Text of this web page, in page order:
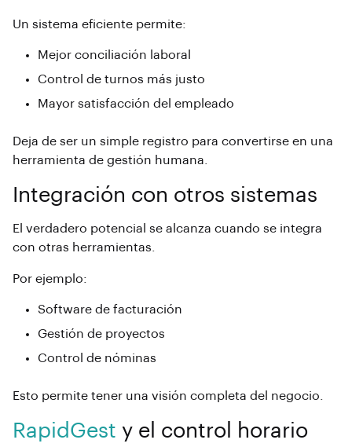
Un sistema eficiente permite:
Mejor conciliación laboral
Control de turnos más justo
Mayor satisfacción del empleado
Deja de ser un simple registro para convertirse en una
herramienta de gestión humana.
Integración con otros sistemas
El verdadero potencial se alcanza cuando se integra
con otras herramientas.
Por ejemplo:
Software de facturación
Gestión de proyectos
Control de nóminas
Esto permite tener una visión completa del negocio.
RapidGest y el control horario